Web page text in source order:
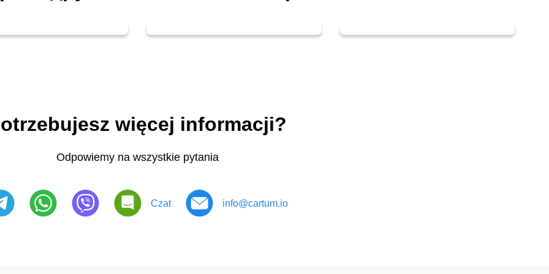
więcej informacji?
Odpowiemy na wszystkie pytania
Czat info@cartum.io